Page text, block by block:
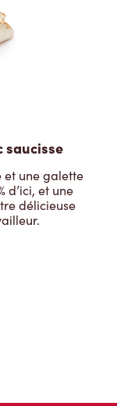
et une galette
d’ici, et une
délicieuse